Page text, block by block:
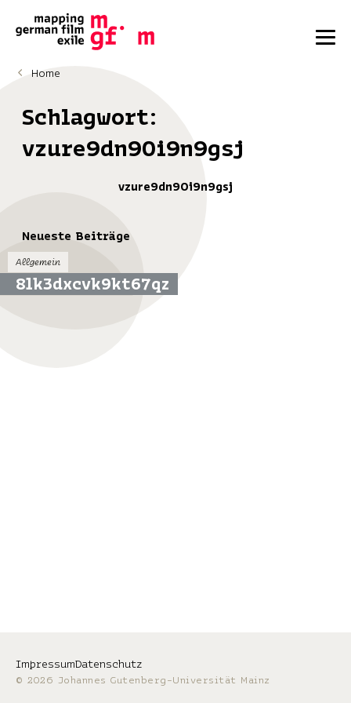
Home
Schlagwort:
vzure9dn90i9n9gsj
vzure9dn90i9n9gsj
Neueste Beiträge
Allgemein
8lk3dxcvk9kt67qz
© 2026 Johannes Gutenberg-Universität Mainz
ImpressumDatenschutz